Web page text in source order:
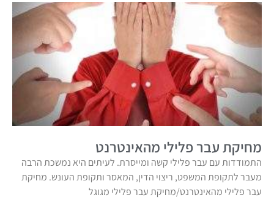
מחיקת עבר פלילי מהאינטרנט
התמודדות עם עבר פלילי קשה ומייסרת. לעיתים היא נמשכת הרבה
מעבר לתקופת המשפט, ריצוי הדין, המאסר ותקופת העונש. מחיקת
עבר פלילי מהאינטרנט/מחיקת עבר פלילי מגוגל